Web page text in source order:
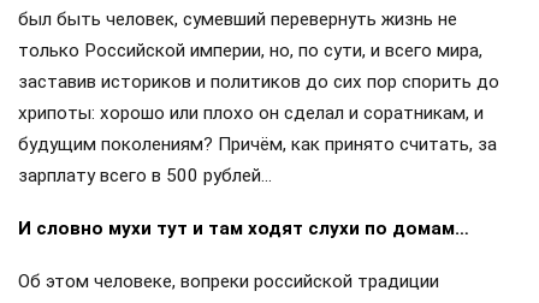
был быть человек, сумевший перевернуть жизнь не
только Российской империи, но, по сути, и всего мира,
заставив историков и политиков до сих пор спорить до
хрипоты: хорошо или плохо он сделал и соратникам, и
будущим поколениям? Причём, как принято считать, за
зарплату всего в 500 рублей…
И словно мухи тут и там ходят слухи по домам…
Об этом человеке, вопреки российской традиции